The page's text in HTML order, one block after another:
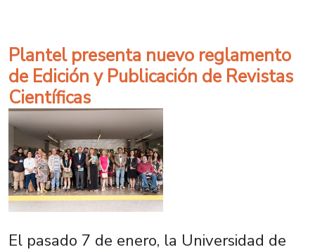
Plantel presenta nuevo reglamento
de Edición y Publicación de Revistas
Científicas
El pasado 7 de enero, la Universidad de